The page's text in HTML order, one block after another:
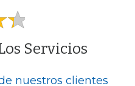
Servicios
nuestros clientes